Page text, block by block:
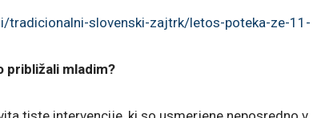
tradicionalni-slovenski-zajtrk/letos-poteka-ze-11-
približali mladim?